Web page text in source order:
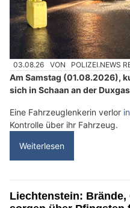
03.08.26 VON POLIZEI.NEWS
Am Samstag (01.08.2026),
sich in Schaan an der
Eine Fahrzeuglenkerin verlor
Kontrolle über ihr Fahrzeug.
Weiterlesen
Liechtenstein: